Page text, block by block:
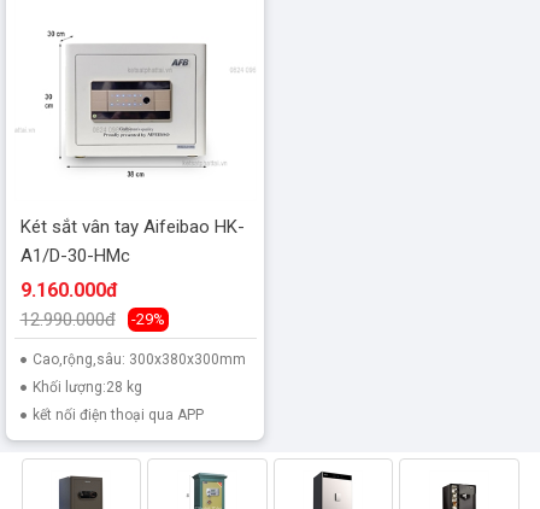
Két sắt vân tay Aifeibao HK-
A1/D-30-HMc
9.160.000đ
12.990.000đ -29%
Cao,rộng,sâu: 300x380x300mm
Khối lượng:28 kg
kết nối điện thoại qua APP